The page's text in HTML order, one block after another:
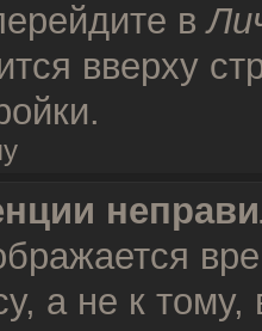
в
вверху
а не к